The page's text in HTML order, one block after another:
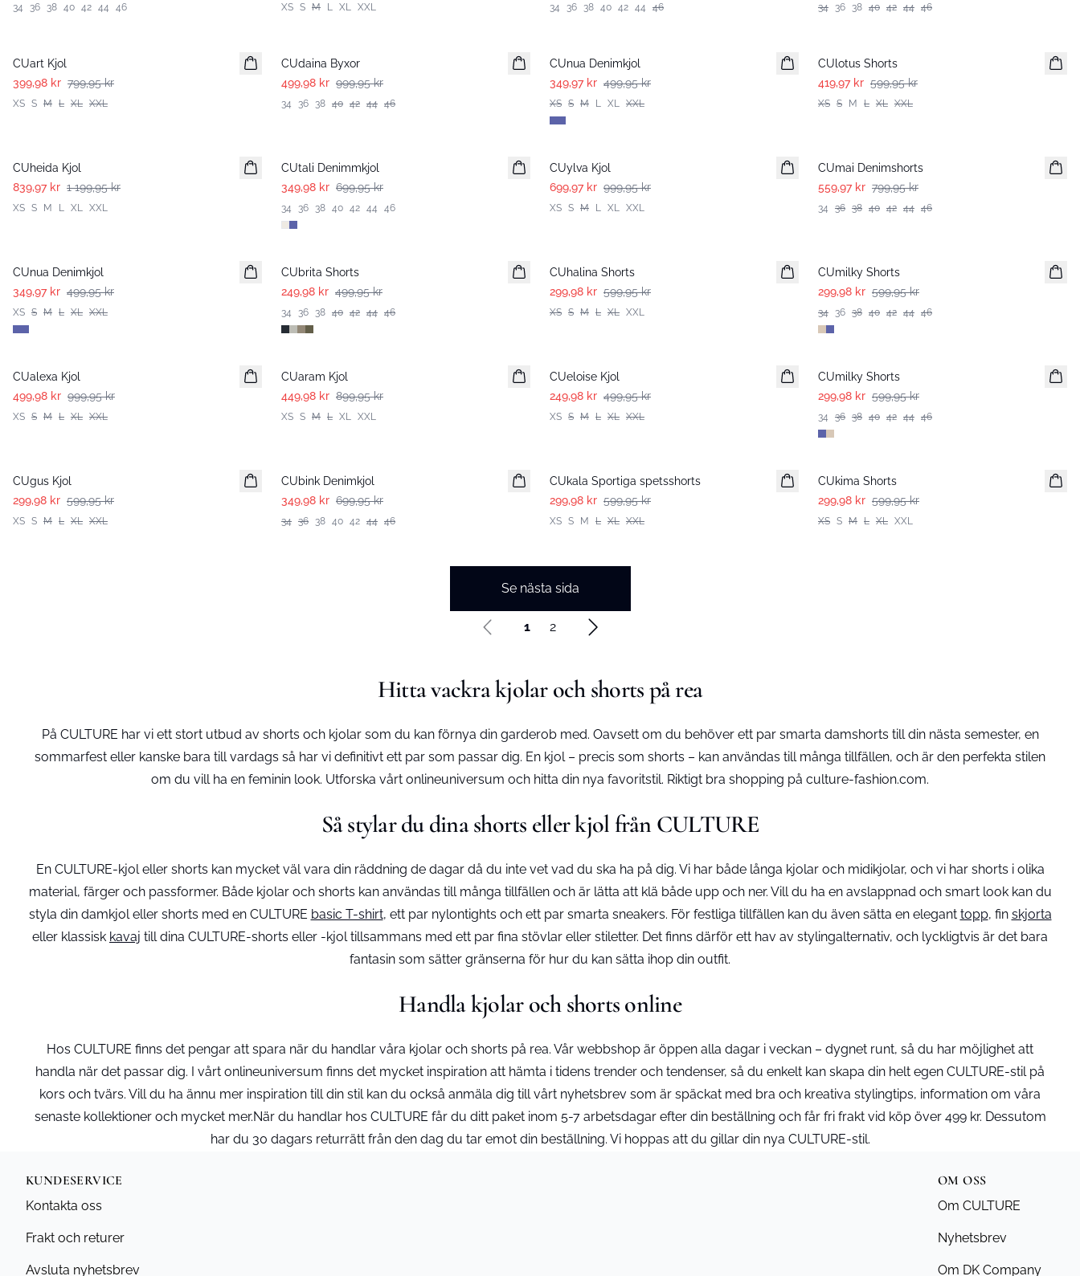
34 36 38 40 42 44 46 XS S M L XL XXL 34 36 38 40 42 44 46 34 36 38 40 42 44 46
CUart Kjol
399,98 kr 799,95 kr
XS S M L XL XXL
CUdaina Byxor
499,98 kr 999,95 kr
34 36 38 40 42 44 46
CUnua Denimkjol
349,97 kr 499,95 kr
XS S M L XL XXL
CUlotus Shorts
419,97 kr 599,95 kr
XS S M L XL XXL
CUheida Kjol
839,97 kr 1 199,95 kr
XS S M L XL XXL
CUtali Denimmkjol
349,98 kr 699,95 kr
34 36 38 40 42 44 46
CUylva Kjol
699,97 kr 999,95 kr
XS S M L XL XXL
CUmai Denimshorts
559,97 kr 799,95 kr
34 36 38 40 42 44 46
CUnua Denimkjol
349,97 kr 499,95 kr
XS S M L XL XXL
CUbrita Shorts
249,98 kr 499,95 kr
34 36 38 40 42 44 46
CUhalina Shorts
299,98 kr 599,95 kr
XS S M L XL XXL
CUmilky Shorts
299,98 kr 599,95 kr
34 36 38 40 42 44 46
CUalexa Kjol
499,98 kr 999,95 kr
XS S M L XL XXL
CUaram Kjol
449,98 kr 899,95 kr
XS S M L XL XXL
CUeloise Kjol
249,98 kr 499,95 kr
XS S M L XL XXL
CUmilky Shorts
299,98 kr 599,95 kr
34 36 38 40 42 44 46
CUgus Kjol
299,98 kr 599,95 kr
XS S M L XL XXL
CUbink Denimkjol
349,98 kr 699,95 kr
34 36 38 40 42 44 46
CUkala Sportiga spetsshorts
299,98 kr 599,95 kr
XS S M L XL XXL
CUkima Shorts
299,98 kr 599,95 kr
XS S M L XL XXL
Se nästa sida
1 2
Hitta vackra kjolar och shorts på rea
På CULTURE har vi ett stort utbud av shorts och kjolar som du kan förnya din garderob med. Oavsett om du behöver ett par smarta damshorts till din nästa semester, en
sommarfest eller kanske bara till vardags så har vi definitivt ett par som passar dig. En kjol – precis som shorts – kan användas till många tillfällen, och är den perfekta stilen
om du vill ha en feminin look. Utforska vårt onlineuniversum och hitta din nya favoritstil. Riktigt bra shopping på culture-fashion.com.
Så stylar du dina shorts eller kjol från CULTURE
En CULTURE-kjol eller shorts kan mycket väl vara din räddning de dagar då du inte vet vad du ska ha på dig. Vi har både långa kjolar och midikjolar, och vi har shorts i olika
material, färger och passformer. Både kjolar och shorts kan användas till många tillfällen och är lätta att klä både upp och ner. Vill du ha en avslappnad och smart look kan du
styla din damkjol eller shorts med en CULTURE basic T-shirt, ett par nylontights och ett par smarta sneakers. För festliga tillfällen kan du även sätta en elegant topp, fin skjorta
eller klassisk kavaj till dina CULTURE-shorts eller -kjol tillsammans med ett par fina stövlar eller stiletter. Det finns därför ett hav av stylingalternativ, och lyckligtvis är det bara
fantasin som sätter gränserna för hur du kan sätta ihop din outfit.
Handla kjolar och shorts online
Hos CULTURE finns det pengar att spara när du handlar våra kjolar och shorts på rea. Vår webbshop är öppen alla dagar i veckan – dygnet runt, så du har möjlighet att
handla när det passar dig. I vårt onlineuniversum finns det mycket inspiration att hämta i tidens trender och tendenser, så du enkelt kan skapa din helt egen CULTURE-stil på
kors och tvärs. Vill du ha ännu mer inspiration till din stil kan du också anmäla dig till vårt nyhetsbrev som är späckat med bra och kreativa stylingtips, information om våra
senaste kollektioner och mycket mer.När du handlar hos CULTURE får du ditt paket inom 5-7 arbetsdagar efter din beställning och får fri frakt vid köp över 499 kr. Dessutom
har du 30 dagars returrätt från den dag du tar emot din beställning. Vi hoppas att du gillar din nya CULTURE-stil.
KUNDESERVICE
Kontakta oss
Frakt och returer
Avsluta nyhetsbrev
OM OSS
Om CULTURE
Nyhetsbrev
Om DK Company